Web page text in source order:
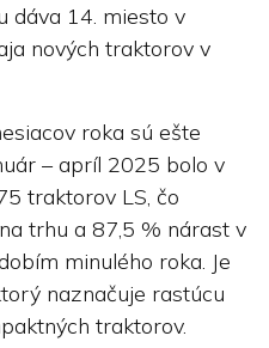
dáva 14. miesto v
nových traktorov v
roka sú ešte
– apríl 2025 bolo v
traktorov LS, čo
trhu a 87,5 % nárast v
minulého roka. Je
naznačuje rastúcu
traktorov.